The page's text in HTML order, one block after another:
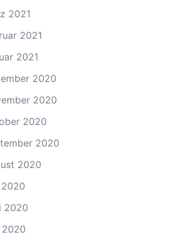
2021
2021
2021
2020
2020
2020
2020
2020
2020
2020